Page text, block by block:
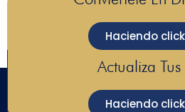
Haciendo
Actualiza
Haciendo